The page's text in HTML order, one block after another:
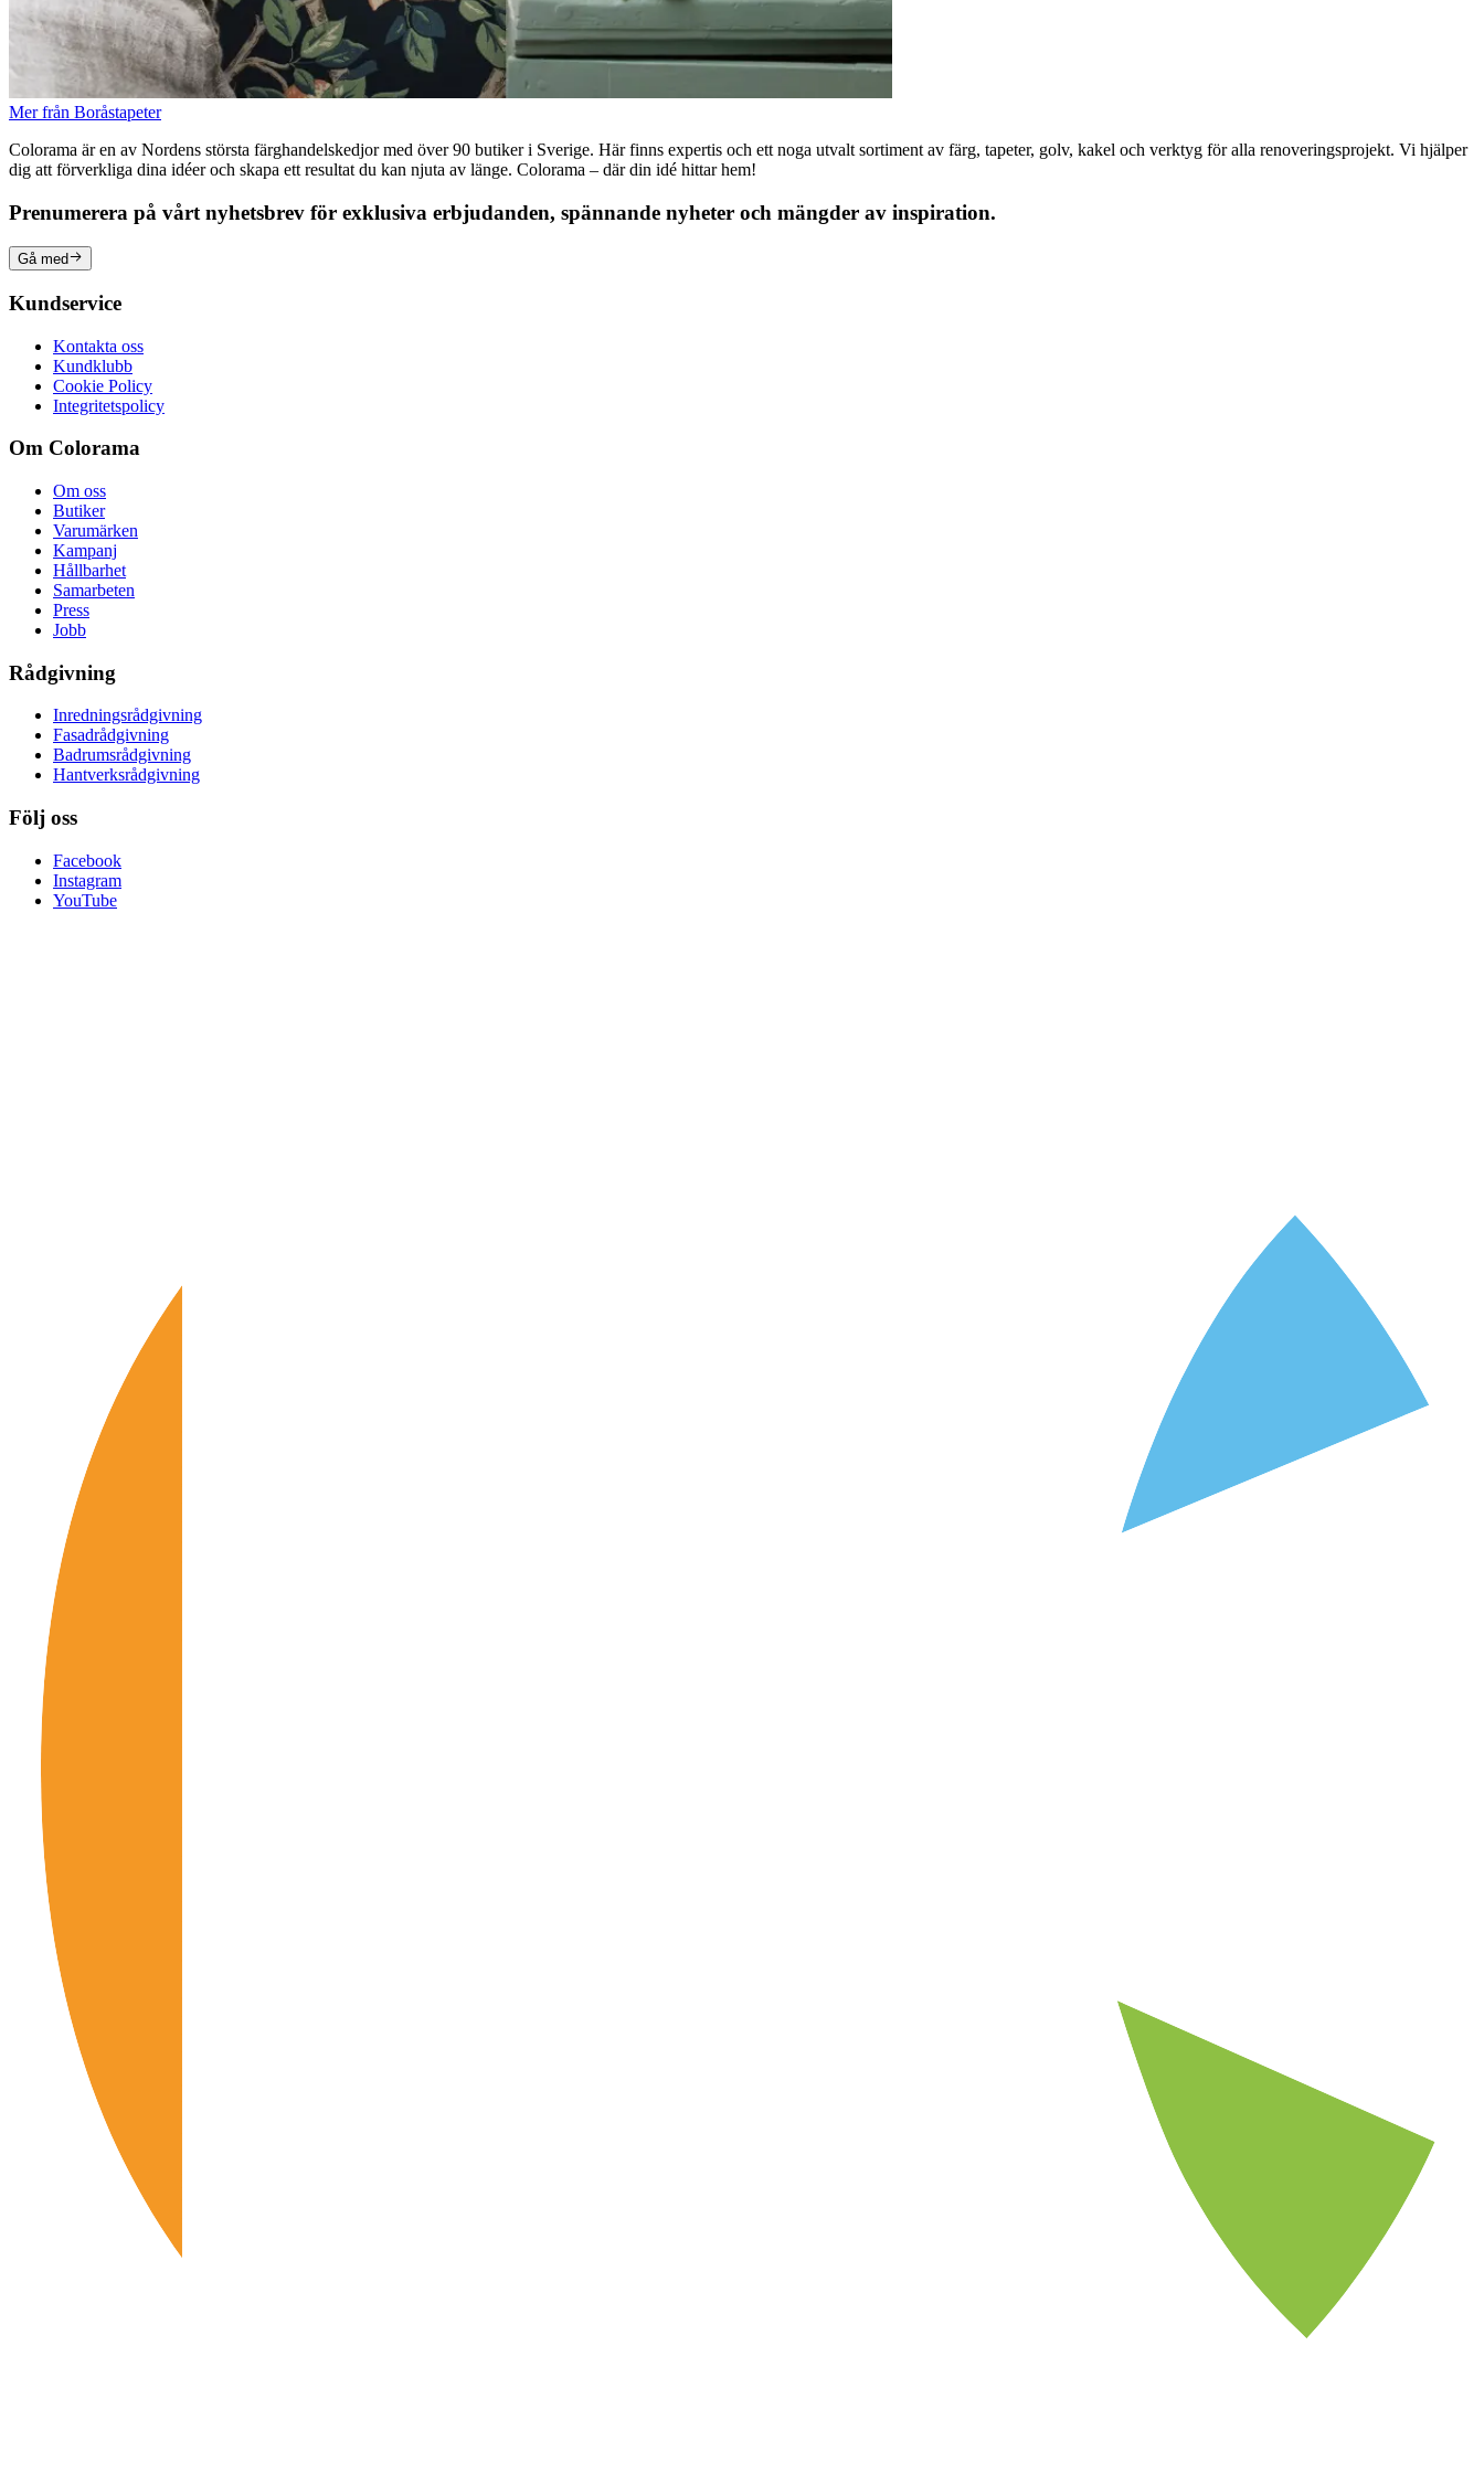
Mer från Boråstapeter
Colorama är en av Nordens största färghandelskedjor med över 90 butiker i Sverige. Här finns expertis och ett noga utvalt sortiment av färg, tapeter, golv, kakel och verktyg för alla renoveringsprojekt. Vi hjälper
dig att förverkliga dina idéer och skapa ett resultat du kan njuta av länge. Colorama – där din idé hittar hem!
Prenumerera på vårt nyhetsbrev för exklusiva erbjudanden, spännande nyheter och mängder av inspiration.
Gå med
Kundservice
Kontakta oss
Kundklubb
Cookie Policy
Integritetspolicy
Om Colorama
Om oss
Butiker
Varumärken
Kampanj
Hållbarhet
Samarbeten
Press
Jobb
Rådgivning
Inredningsrådgivning
Fasadrådgivning
Badrumsrådgivning
Hantverksrådgivning
Följ oss
Facebook
Instagram
YouTube